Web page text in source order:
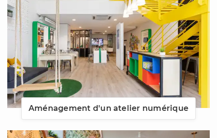
Aménagement d'un atelier numérique